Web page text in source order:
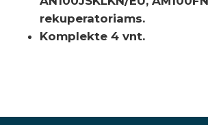
rekuperatoriams.
Komplekte 4 vnt.